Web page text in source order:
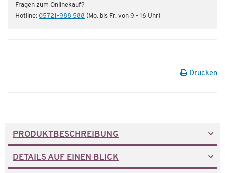
Fragen zum Onlinekauf?
Hotline: 05721-988 588 (Mo. bis Fr. von 9 - 16 Uhr)
Drucken
PRODUKTBESCHREIBUNG
DETAILS AUF EINEN BLICK